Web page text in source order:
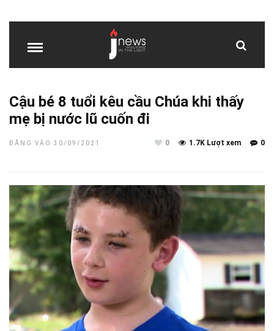
Cậu bé 8 tuổi kêu cầu Chúa khi thấy
mẹ bị nước lũ cuốn đi
ĐĂNG VÀO 30/09/2021 0
1.7K Lượt xem
0